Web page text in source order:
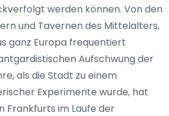
werden können. Von den
und Tavernen des Mittelalters,
ganz Europa frequentiert
Aufschwung der
als die Stadt zu einem
Experimente wurde, hat
Frankfurts im Laufe der